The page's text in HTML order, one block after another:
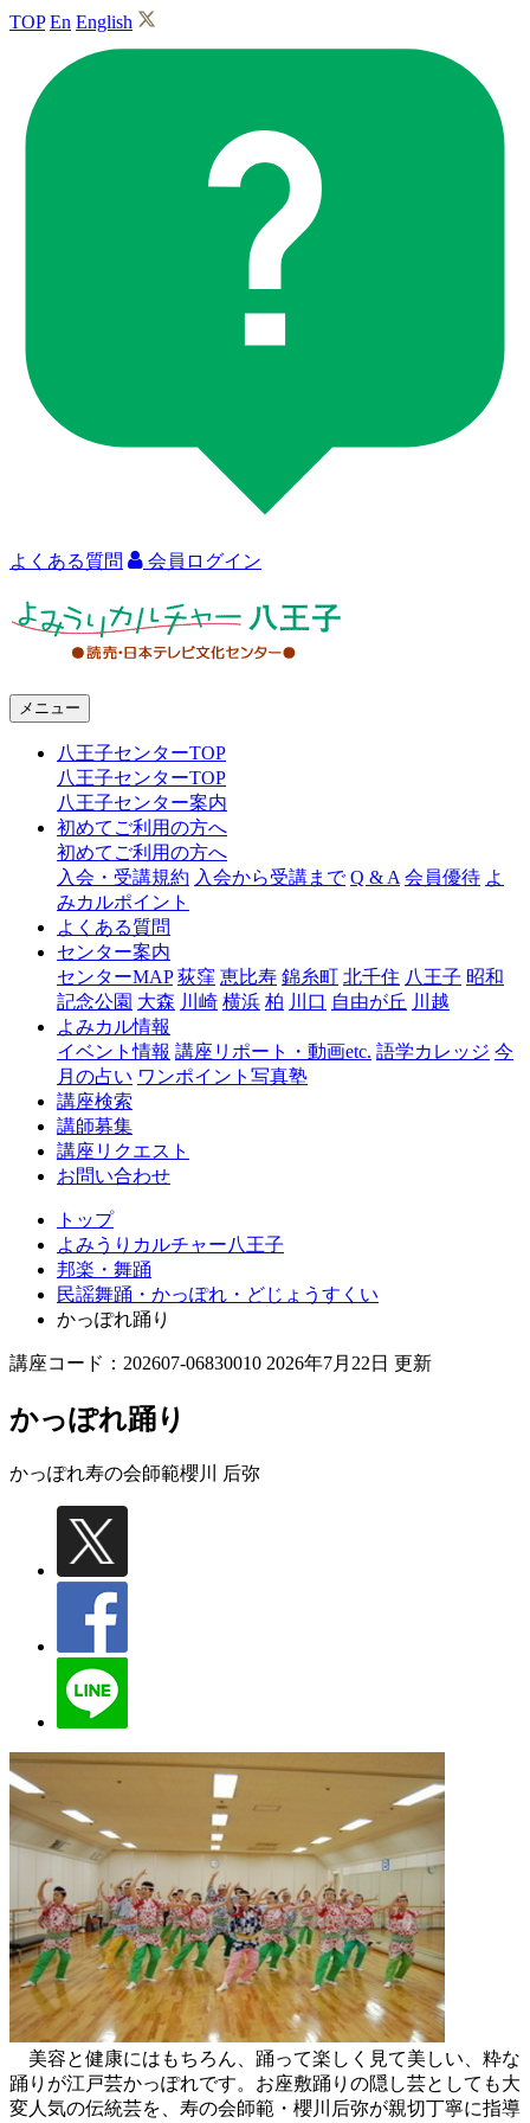
TOP En English
よくある質問 会員ログイン
ャ
王
メニュー
八王子センターTOP
八王子センターTOP
八王子センター案内
初めてご利用の方へ
初めてご利用の方へ
入会・受講規約 入会から受講まで Q & A 会員優待 よ
みカルポイント
よくある質問
センター案内
センターMAP 荻窪 恵比寿 錦糸町 北千住 八王子 昭和
記念公園 大森 川崎 横浜 柏 川口 自由が丘 川越
よみカル情報
イベント情報 講座リポート・動画etc. 語学カレッジ 今
月の占い ワンポイント写真塾
講座検索
講師募集
講座リクエスト
お問い合わせ
トップ
よみうりカルチャー八王子
邦楽・舞踊
民謡舞踊・かっぽれ・どじょうすくい
かっぽれ踊り
講座コード：202607-06830010 2026年7月22日 更新
かっぽれ踊り
かっぽれ寿の会師範櫻川 后弥
美容と健康にはもちろん、踊って楽しく見て美しい、粋な
踊りが江戸芸かっぽれです。お座敷踊りの隠し芸としても大
変人気の伝統芸を、寿の会師範・櫻川后弥が親切丁寧に指導